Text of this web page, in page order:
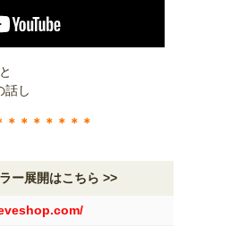
話し
＊＊＊＊＊＊＊
ー展開はこちら >>